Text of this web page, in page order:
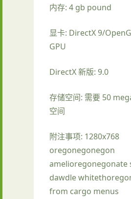
内存: 4 gb pound
显卡: DirectX 9/
GPU
DirectX 新版: 9.0
存储空间: 需要 50
空间
附注事项: 1280x768
oregonegonegon
amelioregonegonate
dawdle
from cargo menus